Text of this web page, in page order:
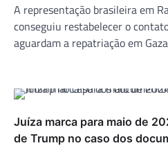
A representação brasileira em
conseguiu restabelecer o
aguardam a repatriação em
Juíza marca para maio de
de Trump no caso dos